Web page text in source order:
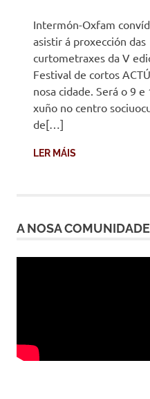
Intermón-Oxfam
asistir á proxección das
curtometraxes da V
Festival de cortos
nosa cidade. Será o 9 e
xuño no centro
de[…]
LER MÁIS
A NOSA COMUNIDADE